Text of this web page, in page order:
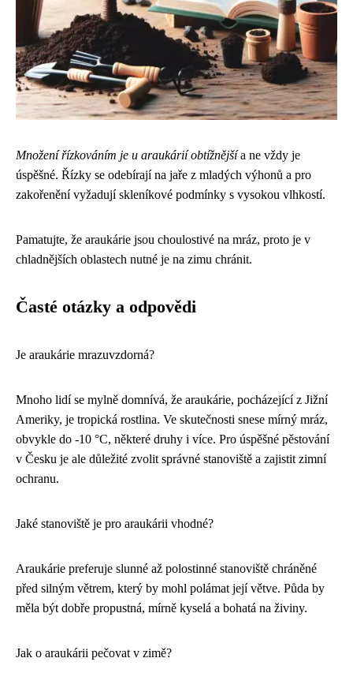
Množení řízkováním je u araukárií obtížnějšía ne vždy je
úspěšné. Řízky se odebírají na jaře z mladých výhonů a pro
zakořenění vyžadují skleníkové podmínky s vysokou vlhkostí.
Pamatujte, že araukárie jsou choulostivé na mráz, proto je v
chladnějších oblastech nutné je na zimu chránit.
Časté otázky a odpovědi
Je araukárie mrazuvzdorná?
Mnoho lidí se mylně domnívá, že araukárie, pocházející z Jižní
Ameriky, je tropická rostlina. Ve skutečnosti snese mírný mráz,
obvykle do -10 °C, některé druhy i více. Pro úspěšné pěstování
v Česku je ale důležité zvolit správné stanoviště a zajistit zimní
ochranu.
Jaké stanoviště je pro araukárii vhodné?
Araukárie preferuje slunné až polostinné stanoviště chráněné
před silným větrem, který by mohl polámat její větve. Půda by
měla být dobře propustná, mírně kyselá a bohatá na živiny.
Jak o araukárii pečovat v zimě?